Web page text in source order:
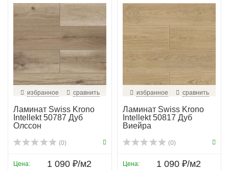
избранное сравнить
Ламинат Swiss Krono
Intellekt 50787 Дуб
Олссон
(0)
Цена: 1 090 ₽/м2
избранное сравнить
Ламинат Swiss Krono
Intellekt 50817 Дуб
Виейра
(0)
Цена: 1 090 ₽/м2